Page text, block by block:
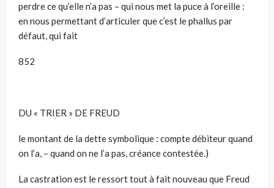
perdre ce qu’elle n’a pas – qui nous met la puce à l’oreille :
en nous permettant d’articuler que c’est le phallus par
défaut, qui fait
852
DU « TRIER » DE FREUD
le montant de la dette symbolique : compte débiteur quand
on l’a, – quand on ne l’a pas, créance contestée.)
La castration est le ressort tout à fait nouveau que Freud